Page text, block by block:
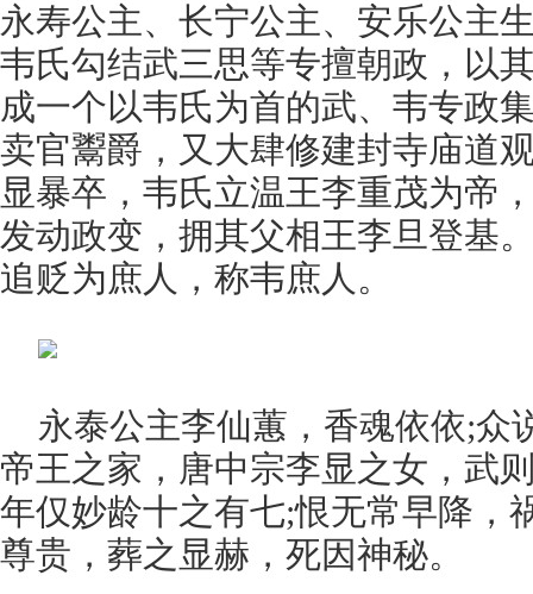
永寿公主、长宁公主、安乐公主
韦氏勾结武三思等专擅朝政，以
成一个以韦氏为首的武、韦专政
卖官鬻爵，又大肆修建封寺庙道
显暴卒，韦氏立温王李重茂为帝
发动政变，拥其父相王李旦登基
追贬为庶人，称韦庶人。
永泰公主李仙蕙，香魂依依;众
帝王之家，唐中宗李显之女，武
年仅妙龄十之有七;恨无常早降，
尊贵，葬之显赫，死因神秘。